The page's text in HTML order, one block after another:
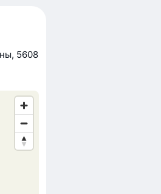
5608